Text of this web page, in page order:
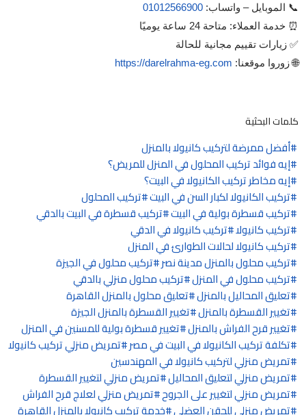
📞 الموبايل – واتساب:01012566900
⏰ خدمة العملاء: متاحة 24 ساعة يوميًا
✅ زيارات تقييم مجانية للحالة
🌐 زوروا موقعنا: https://darelrahma-eg.com
كلمات البحثية
أفضل ممرضة لتركيب كانيولا بالمنزل
إيه فوائد تركيب المحلول في المنزل للمريض؟
إيه مخاطر تركيب الكانيولا في البيت؟
تركيب الكانيولا لكبار السن في البيت تركيب المحلول
تركيب قسطرة بولية في البيت تركيب قسطرة في البيت بالدقي
تركيب كانيولا تركيب كانيولا في الدقي
تركيب كانيولا لحالات الطوارئ في المنزل
تركيب محلول بالمنزل مدينة نصر تركيب محلول في الجيزة
تركيب محلول في المنزل تركيب محلول منزلي بالدقي
تعليق المحاليل بالمنزل تعليق محلول بالمنزل القاهرة
تغيير القسطرة بالمنزل تغيير القسطرة بالمنزل الجيزة
تغيير قرح الفراش بالمنزل تغيير قسطرة بولية للمسنين في المنزل
تكلفة تركيب الكانيولا في البيت في مصر تمريض منزلي تركيب كانيولا
تمريض منزلي لتركيب كانيولا في المهندسين
تمريض منزلي لتعليق المحاليل تمريض منزلي لتغيير القسطرة
تمريض منزلي لتغيير على الجروح تمريض منزلي لعلاج قرح الفراش
تمريض منزلي للحقن العضلي خدمة تركيب كانيولا بالمنزل القاهرة